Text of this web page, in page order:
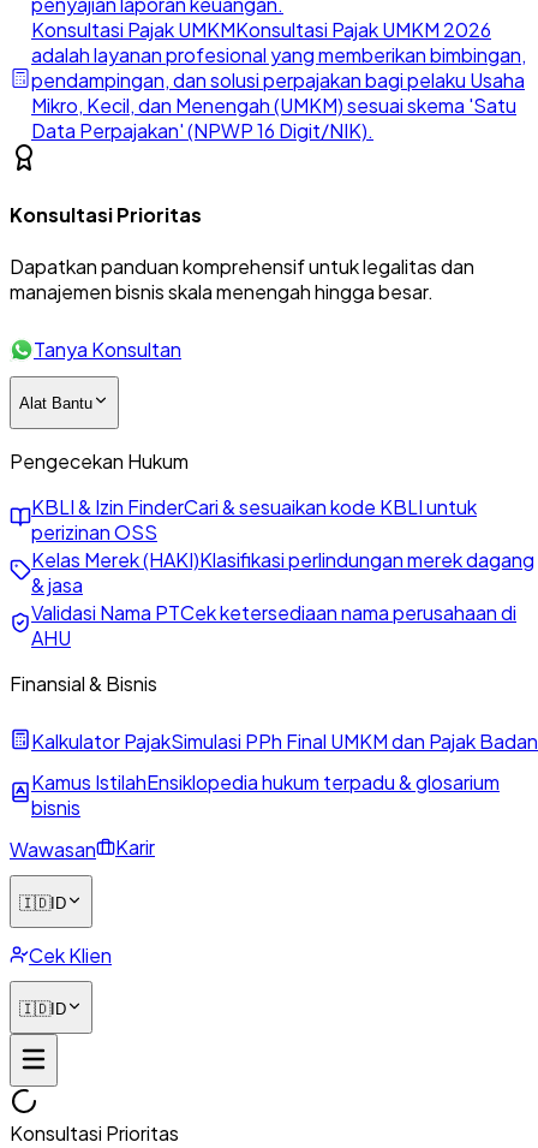
Konsultasi Pajak UMKMKonsultasi Pajak UMKM 2026
adalah layanan profesional yang memberikan bimbingan,
pendampingan, dan solusi perpajakan bagi pelaku Usaha
Mikro, Kecil, dan Menengah (UMKM) sesuai skema 'Satu
Data Perpajakan' (NPWP 16 Digit/NIK).
Konsultasi Prioritas
Dapatkan panduan komprehensif untuk legalitas dan
manajemen bisnis skala menengah hingga besar.
Tanya Konsultan
Alat Bantu
Pengecekan Hukum
KBLI & Izin FinderCari & sesuaikan kode KBLI untuk
perizinan OSS
Kelas Merek (HAKI)Klasifikasi perlindungan merek dagang
& jasa
Validasi Nama PTCek ketersediaan nama perusahaan di
AHU
Finansial & Bisnis
Kalkulator PajakSimulasi PPh Final UMKM dan Pajak Badan
Kamus IstilahEnsiklopedia hukum terpadu & glosarium
bisnis
Wawasan
Karir
🇮🇩ID
Cek Klien
🇮🇩ID
Konsultasi Prioritas